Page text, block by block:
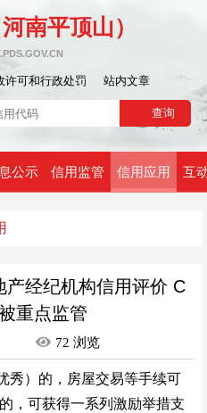
南平顶山）
许可和行政处罚 站内文章
公示 信用监管 信用应用 互
经纪机构信用评价 C
重点监管
72 浏览
秀）的，房屋交易等手续可
，可获得一系列激励举措支